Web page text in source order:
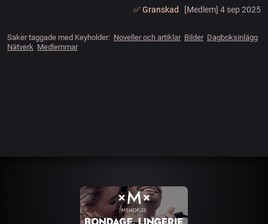
✅️ Granskad [Medlem] 4 sep 2025
Saker taggade med Keyholder: Noveller och artiklar Bilder Dagboksinlägg
Nätverk Medlemmar